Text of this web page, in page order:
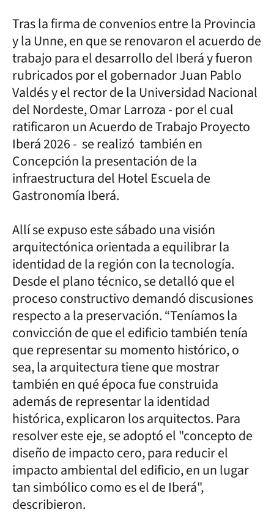
Tras la firma de convenios entre la Provincia
y la Unne, en que se renovaron el acuerdo de
trabajo para el desarrollo del Iberá y fueron
rubricados por el gobernador Juan Pablo
Valdés y el rector de la Universidad Nacional
del Nordeste, Omar Larroza - por el cual
ratificaron un Acuerdo de Trabajo Proyecto
Iberá 2026 - se realizó también en
Concepción la presentación de la
infraestructura del Hotel Escuela de
Gastronomía Iberá.
Allí se expuso este sábado una visión
arquitectónica orientada a equilibrar la
identidad de la región con la tecnología.
Desde el plano técnico, se detalló que el
proceso constructivo demandó discusiones
respecto a la preservación. “Teníamos la
convicción de que el edificio también tenía
que representar su momento histórico, o
sea, la arquitectura tiene que mostrar
también en qué época fue construida
además de representar la identidad
histórica, explicaron los arquitectos. Para
resolver este eje, se adoptó el "concepto de
diseño de impacto cero, para reducir el
impacto ambiental del edificio, en un lugar
tan simbólico como es el de Iberá",
describieron.